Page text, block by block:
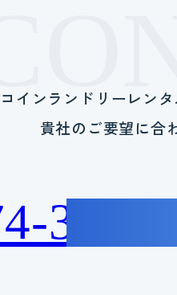
コインランドリーレン
貴社のご要望に合
38-